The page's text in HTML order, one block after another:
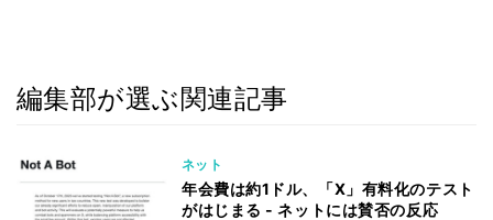
編集部が選ぶ関連記事
ネット
年会費は約1ドル、「X」有料化のテスト
がはじまる - ネットには賛否の反応